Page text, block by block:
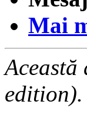
Mai
edition).